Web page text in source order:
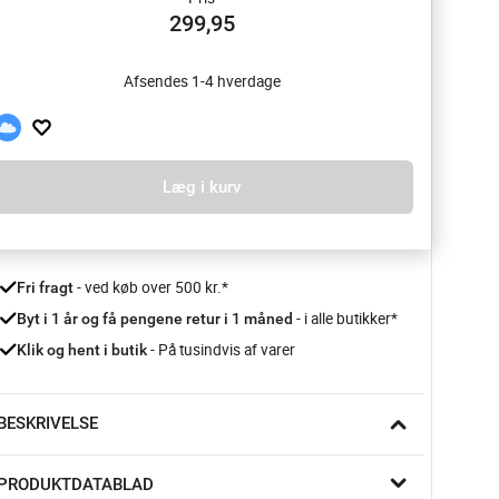
299,95
Afsendes 1-4 hverdage
Læg i kurv
Fri fragt - ved køb over 500 kr.*
Byt i 1 år og få pengene retur i 1 måned - i alle butikker*
Klik og hent i butik - På tusindvis af varer
lille kniv fra Laguiole med oliventræsskaft, er ideel til de